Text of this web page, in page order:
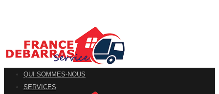
QUI SOMMES-NOUS
SERVICES